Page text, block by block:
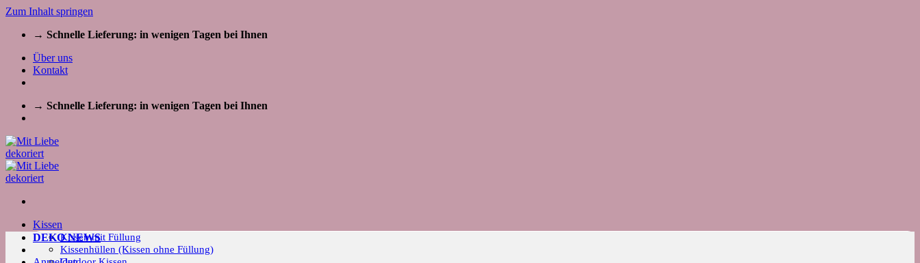
Zum Inhalt springen
→ Schnelle Lieferung: in wenigen Tagen bei Ihnen
Über uns
Kontakt
→ Schnelle Lieferung: in wenigen Tagen bei Ihnen
Kissen
Kissen mit Füllung
Kissenhüllen (Kissen ohne Füllung)
DEKO NEWS